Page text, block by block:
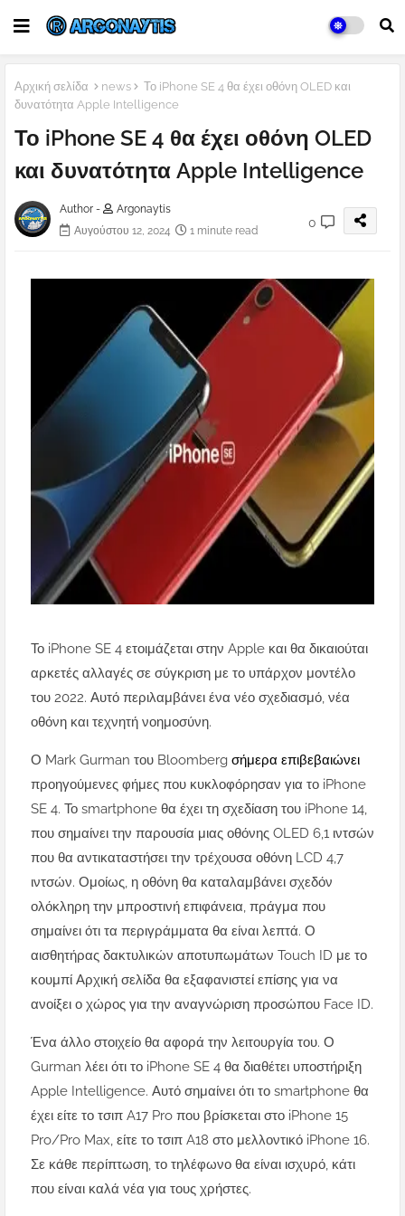
Αρχική σελίδα news
Το iPhone SE 4 θα έχει οθόνη OLED και
δυνατότητα Apple Intelligence
Το iPhone SE 4 θα έχει οθόνη OLED
και δυνατότητα Apple Intelligence
Author -
Argonaytis
Αυγούστου 12, 2024
1 minute read
0
Το iPhone SE 4 ετοιμάζεται στην Apple και θα δικαιούται
αρκετές αλλαγές σε σύγκριση με το υπάρχον μοντέλο
του 2022. Αυτό περιλαμβάνει ένα νέο σχεδιασμό, νέα
οθόνη και τεχνητή νοημοσύνη.
Ο Mark Gurman του Bloomberg σήμερα επιβεβαιώνει
προηγούμενες φήμες που κυκλοφόρησαν για το iPhone
SE 4. Το smartphone θα έχει τη σχεδίαση του iPhone 14,
που σημαίνει την παρουσία μιας οθόνης OLED 6,1 ιντσών
που θα αντικαταστήσει την τρέχουσα οθόνη LCD 4,7
ιντσών. Ομοίως, η οθόνη θα καταλαμβάνει σχεδόν
ολόκληρη την μπροστινή επιφάνεια, πράγμα που
σημαίνει ότι τα περιγράμματα θα είναι λεπτά. Ο
αισθητήρας δακτυλικών αποτυπωμάτων Touch ID με το
κουμπί Αρχική σελίδα θα εξαφανιστεί επίσης για να
ανοίξει ο χώρος για την αναγνώριση προσώπου Face ID.
Ένα άλλο στοιχείο θα αφορά την λειτουργία του. Ο
Gurman λέει ότι το iPhone SE 4 θα διαθέτει υποστήριξη
Apple Intelligence. Αυτό σημαίνει ότι το smartphone θα
έχει είτε το τσιπ A17 Pro που βρίσκεται στο iPhone 15
Pro/Pro Max, είτε το τσιπ A18 στο μελλοντικό iPhone 16.
Σε κάθε περίπτωση, το τηλέφωνο θα είναι ισχυρό, κάτι
που είναι καλά νέα για τους χρήστες.